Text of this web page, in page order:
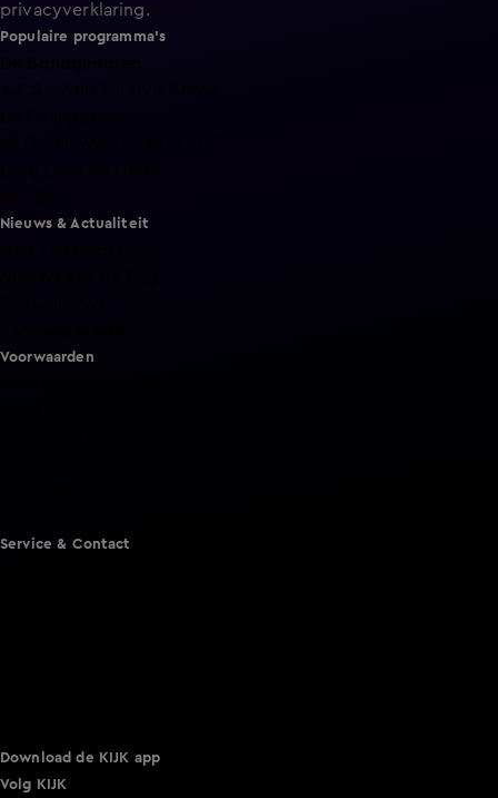
privacyverklaring.
Populaire programma's
Nieuws & Actualiteit
Voorwaarden
Service & Contact
Download de KIJK app
Volg KIJK